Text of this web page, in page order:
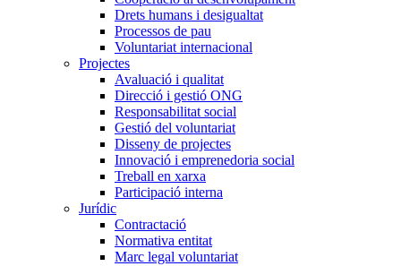
Drets humans i desigualtat
Processos de pau
Voluntariat internacional
Projectes
Avaluació i qualitat
Direcció i gestió ONG
Responsabilitat social
Gestió del voluntariat
Disseny de projectes
Innovació i emprenedoria social
Treball en xarxa
Participació interna
Jurídic
Contractació
Normativa entitat
Marc legal voluntariat